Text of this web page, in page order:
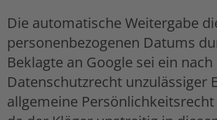
Die automatische Weitergabe
personenbezogenen Datums
Beklagte an Google sei ein nach
Datenschutzrecht unzulässiger
allgemeine Persönlichkeitsrecht